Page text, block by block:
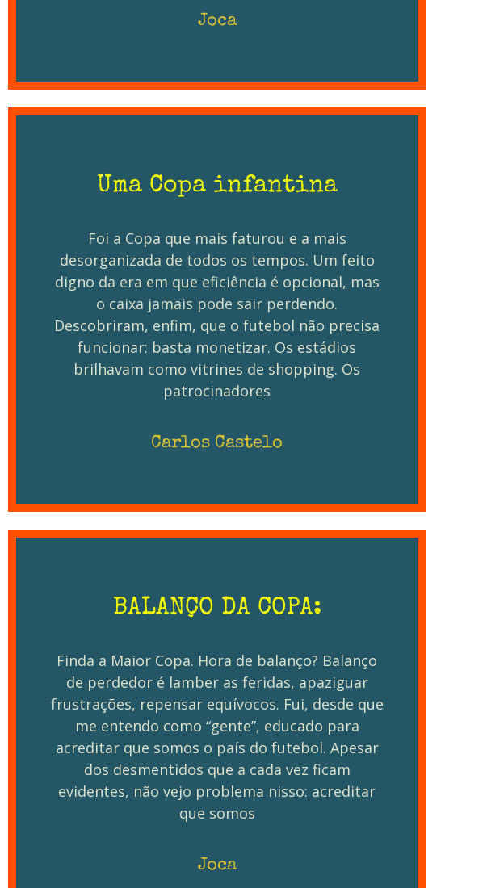
Joca
Uma Copa infantina
Foi a Copa que mais faturou e a mais
desorganizada de todos os tempos. Um feito
digno da era em que eficiência é opcional, mas
o caixa jamais pode sair perdendo.
Descobriram, enfim, que o futebol não precisa
funcionar: basta monetizar. Os estádios
brilhavam como vitrines de shopping. Os
patrocinadores
Carlos Castelo
BALANÇO DA COPA:
Finda a Maior Copa. Hora de balanço? Balanço
de perdedor é lamber as feridas, apaziguar
frustrações, repensar equívocos. Fui, desde que
me entendo como “gente”, educado para
acreditar que somos o país do futebol. Apesar
dos desmentidos que a cada vez ficam
evidentes, não vejo problema nisso: acreditar
que somos
Joca